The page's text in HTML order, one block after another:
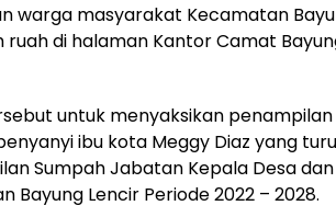
warga masyarakat Kecamatan
di halaman Kantor Camat
untuk menyaksikan
ibu kota Meggy Diaz yang
Sumpah Jabatan Kepala Desa dan
Bayung Lencir Periode 2022 – 2028.